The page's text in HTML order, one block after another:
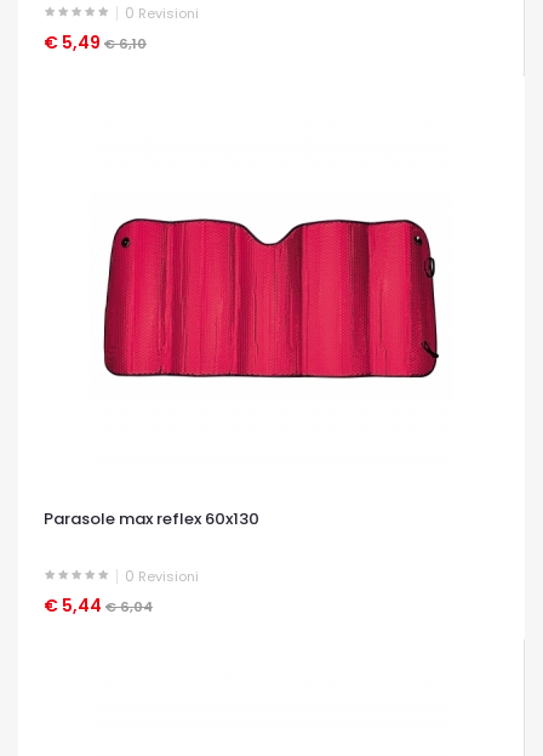
0 Revisioni
€ 5,49 € 6,10
OCCHIATA VELOCE
Parasole max reflex 60x130
0 Revisioni
€ 5,44 € 6,04
OCCHIATA VELOCE